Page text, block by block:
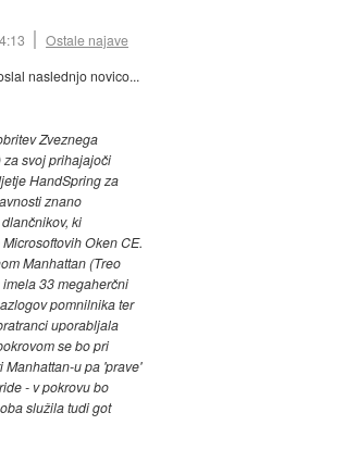
Ostale najave
naslednjo novico...
Zveznega
svoj prihajajoči
HandSpring za
znano
ki
Oken CE.
Manhattan (Treo
33 megaherčni
pomnilnika ter
uporabljala
se bo pri
Manhattan-u pa 'prave'
- v pokrovu bo
služila tudi got